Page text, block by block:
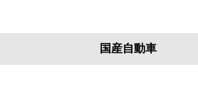
国産自動車